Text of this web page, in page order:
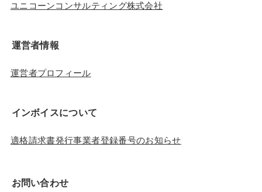
ユニコーンコンサルティング株式会社
運営者情報
運営者プロフィール
インボイスについて
適格請求書発行事業者登録番号のお知らせ
お問い合わせ